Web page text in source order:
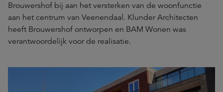
Brouwershof bij aan het versterken van de woonfunctie
aan het centrum van Veenendaal. Klunder Architecten
heeft Brouwershof ontworpen en BAM Wonen was
verantwoordelijk voor de realisatie.